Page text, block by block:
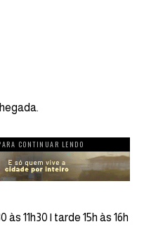
CONTINUAR LENDO
às 11h30 | tarde 15h às 16h